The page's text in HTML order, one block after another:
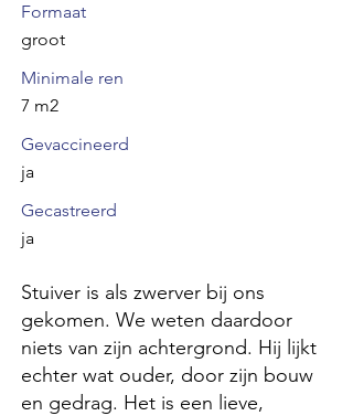
Formaat
groot
Minimale ren
7 m2
Gevaccineerd
ja
Gecastreerd
ja
Stuiver is als zwerver bij ons
gekomen. We weten daardoor
niets van zijn achtergrond. Hij lijkt
echter wat ouder, door zijn bouw
en gedrag. Het is een lieve,